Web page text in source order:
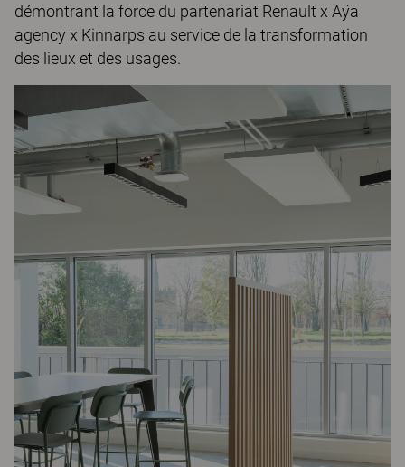
démontrant la force du partenariat Renault x Aÿa
agency x Kinnarps au service de la transformation
des lieux et des usages.